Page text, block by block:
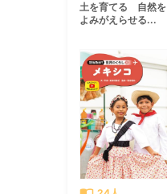
土を育てる 自然を
よみがえらせる...